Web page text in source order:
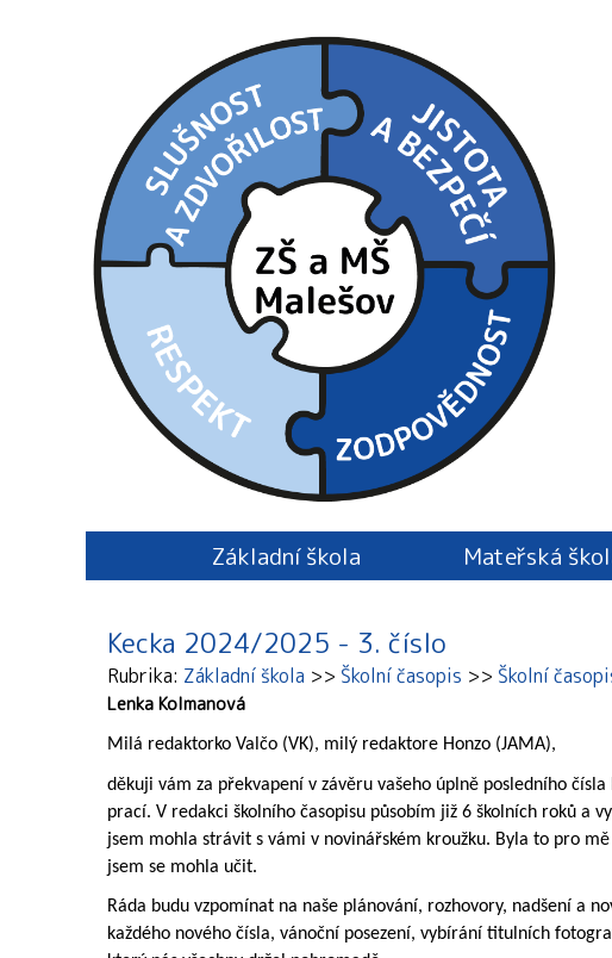
Základní škola Mateřská
Kecka 2024/2025 - 3. číslo
Rubrika Základní škola Školní časopis Školní
Lenka Kolmanová
Milá redaktorko Valčo (VK), milý redaktore Honzo (JAMA),
děkuji vám za překvapení v závěru vašeho úplně posledního
prací. V redakci školního časopisu působím již 6 školních roků a
jsem mohla strávit s vámi v novinářském kroužku. Byla to pro
jsem se mohla učit.
Ráda budu vzpomínat na naše plánování, rozhovory, nadšení a
každého nového čísla, vánoční posezení, vybírání titulních